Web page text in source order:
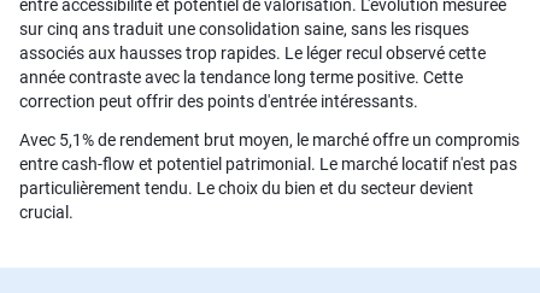
entre accessibilité et potentiel de valorisation. L'évolution mesurée
sur cinq ans traduit une consolidation saine, sans les risques
associés aux hausses trop rapides. Le léger recul observé cette
année contraste avec la tendance long terme positive. Cette
correction peut offrir des points d'entrée intéressants.
Avec 5,1% de rendement brut moyen, le marché offre un compromis
entre cash-flow et potentiel patrimonial. Le marché locatif n'est pas
particulièrement tendu. Le choix du bien et du secteur devient
crucial.